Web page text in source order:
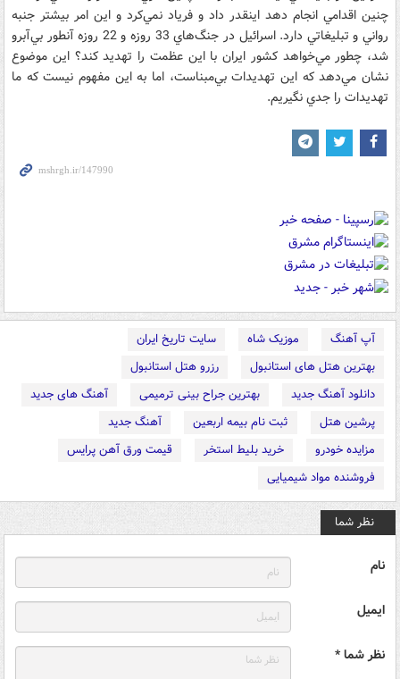
چنين اقدامي انجام دهد اينقدر داد و فرياد نمي‌كرد و اين امر بيشتر جنبه
رواني و تبليغاتي دارد. اسرائيل در جنگ‌هاي 33 روزه و 22 روزه آنطور بي‌آبرو
شد، چطور مي‌خواهد كشور ايران با اين عظمت را تهديد كند؟ اين موضوع
نشان مي‌دهد كه اين تهديدات بي‌مبناست، اما به اين مفهوم نيست كه ما
تهديدات را جدي نگيريم.
آپ آهنگ موزیک شاه
سایت تاریخ ایران
بهترین هتل های استانبول
رزرو هتل استانبول
دانلود آهنگ جدید
بهترین جراح بینی ترمیمی
آهنگ های جدید
پرشین هتل
ثبت نام بیمه اربعین
آهنگ جدید
مزایده خودرو
خرید بلیط استخر
قیمت ورق آهن پرایس
فروشنده مواد شیمیایی
نظر شما
نام
ایمیل
نظر شما *